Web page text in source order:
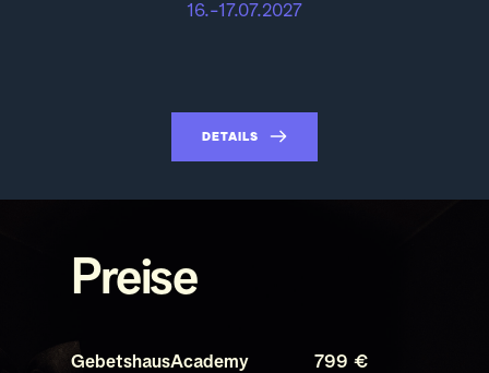
16.-17.07.2027
DETAILS
Preise
GebetshausAcademy
799 €